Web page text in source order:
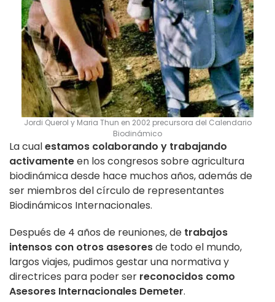
Jordi Querol y Maria Thun en 2002 precursora del Calendario
Biodinámico
La cualestamos colaborando y trabajando
activamenteen los congresos sobre agricultura
biodinámica desde hace muchos años, además de
ser miembros del círculo de representantes
Biodinámicos Internacionales.
Después de 4 años de reuniones, de trabajos
intensos con otros asesoresde todo el mundo,
largos viajes, pudimos gestar una normativa y
directrices para poder ser reconocidos como
Asesores Internacionales Demeter.